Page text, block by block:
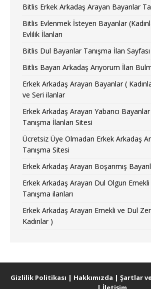
Bitlis Erkek Arkadaş Arayan Bayanlar
Bitlis Evlenmek İsteyen Bayanlar
Evlilik İlanları
Bitlis Dul Bayanlar Tanışma İlan Sayfası
Bitlis Bayan Arkadaş Arıyorum İlan
Erkek Arkadaş Arayan Bayanlar (
ve Seri ilanlar
Erkek Arkadaş Arayan Yabancı Bayanlar
Tanışma İlanları Sitesi
Ücretsiz Üye Olmadan Erkek Arkadaş
Tanışma Sitesi
Erkek Arkadaş Arayan Boşanmış
Erkek Arkadaş Arayan Dul Olgun
Tanışma ilanları
Erkek Arkadaş Arayan Emekli ve Dul
Kadınlar )
Gizlilik Politikası | Hakkımızda | Şartlar